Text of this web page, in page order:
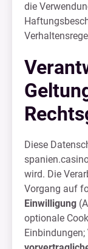
die
Diese
wird. Die
Vorgang auf
Einwilligung
optionale
Einbindungen;